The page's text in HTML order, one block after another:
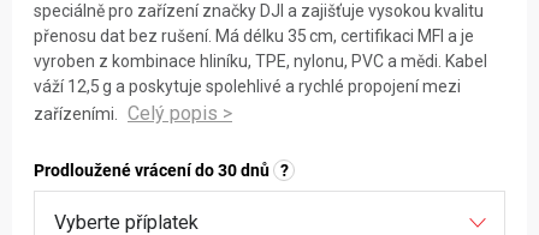
speciálně pro zařízení značky DJI a zajišťuje vysokou kvalitu
přenosu dat bez rušení. Má délku 35 cm, certifikaci MFI a je
vyroben z kombinace hliníku, TPE, nylonu, PVC a mědi. Kabel
váží 12,5 g a poskytuje spolehlivé a rychlé propojení mezi
zařízeními.
Prodloužené vrácení do 30 dnů ?